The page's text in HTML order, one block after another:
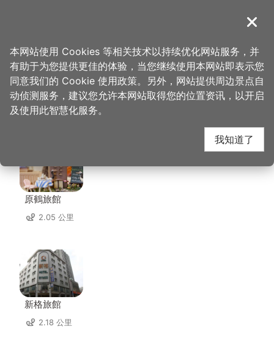
導覽
首页 > 想去的地方 > 住宿 > 尊爵大饭店
尊爵大饭店 周边住宿
原鶴旅館
2.05 公里
新格旅館
2.18 公里
关闭
本网站使用 Cookies 等相关技术以持续优化网站服务，并
有助于为您提供更佳的体验，当您继续使用本网站即表示您
同意我们的 Cookie 使用政策。另外，网站提供周边景点自
动侦测服务，建议您允许本网站取得您的位置资讯，以开启
及使用此智慧化服务。
我知道了